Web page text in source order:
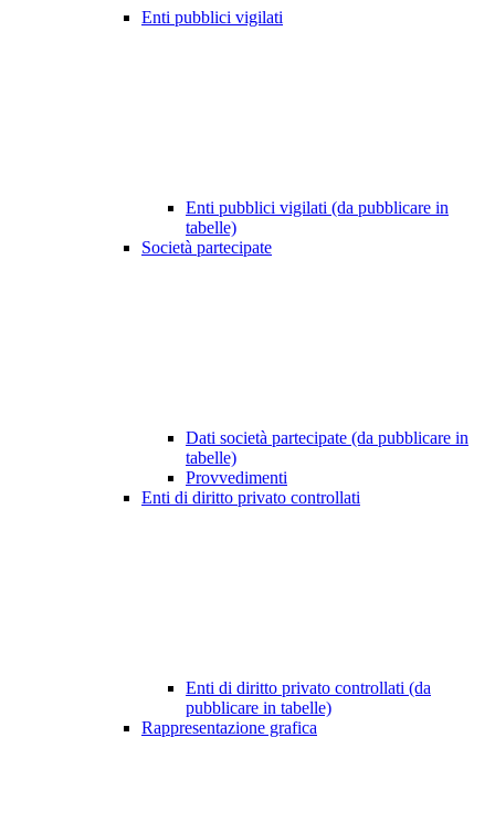
Enti pubblici vigilati
Enti pubblici vigilati (da pubblicare in
tabelle)
Società partecipate
Dati società partecipate (da pubblicare in
tabelle)
Provvedimenti
Enti di diritto privato controllati
Enti di diritto privato controllati (da
pubblicare in tabelle)
Rappresentazione grafica